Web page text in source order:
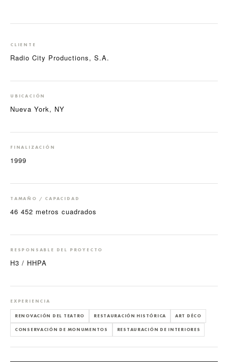
CLIENTE
Radio City Productions, S.A.
UBICACIÓN
Nueva York, NY
FINALIZACIÓN
1999
TAMAÑO / CAPACIDAD
46 452 metros cuadrados
RESPONSABLE DEL PROYECTO
H3 / HHPA
EXPERIENCIA
RENOVACIÓN DEL TEATRO RESTAURACIÓN HISTÓRICA ART DÉCO
CONSERVACIÓN DE MONUMENTOS RESTAURACIÓN DE INTERIORES